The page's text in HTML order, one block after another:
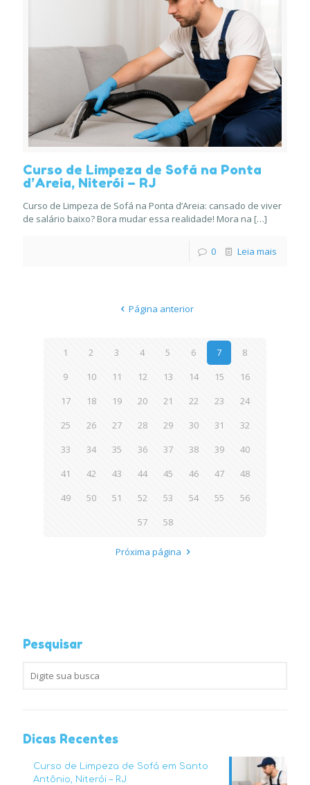
Curso de Limpeza de Sofá na Ponta
d’Areia, Niterói – RJ
Curso de Limpeza de Sofá na Ponta d’Areia: cansado de viver
de salário baixo? Bora mudar essa realidade! Mora na […]
0 Leia mais
Página anterior
1 2 3 4 5 6 7
8
9
10 11 12 13 14 15
16
17
18 19 20 21 22 23
24
25
26 27 28 29 30 31
32
33
34 35 36 37 38 39
40
41
42 43 44 45 46 47
48
49
50 51 52 53 54 55
56
57
58
Próxima página
Pesquisar
Dicas Recentes
Curso de Limpeza de Sofá em Santo
Antônio, Niterói – RJ